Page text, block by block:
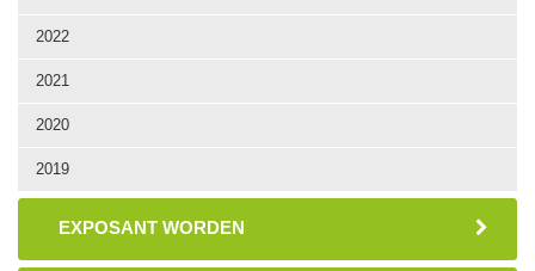
2022
2021
2020
2019
EXPOSANT WORDEN